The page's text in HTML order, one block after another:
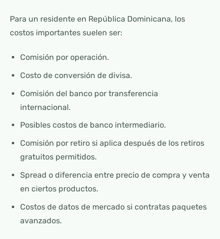
Para un residente en República Dominicana, los
costos importantes suelen ser:
Comisión por operación.
Costo de conversión de divisa.
Comisión del banco por transferencia
internacional.
Posibles costos de banco intermediario.
Comisión por retiro si aplica después de los retiros
gratuitos permitidos.
Spread o diferencia entre precio de compra y venta
en ciertos productos.
Costos de datos de mercado si contratas paquetes
avanzados.